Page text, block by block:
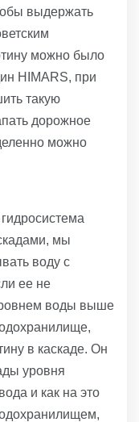
выдержать
можно было
HIMARS, при
такую
дорожное
можно
мы
воду с
ее не
воды выше
в каскаде. Он
уровня
и как на это